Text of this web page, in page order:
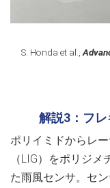
S. Honda et al.,
解説3：フ
ポリイミドからレ
（LIG）をポリジ
た雨風センサ。セ